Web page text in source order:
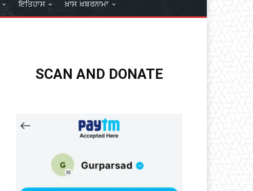
ਇਤਿਹਾਸ ਖ਼ਾਸ ਖ਼ਬਰਨਾਮਾ
SCAN AND DONATE